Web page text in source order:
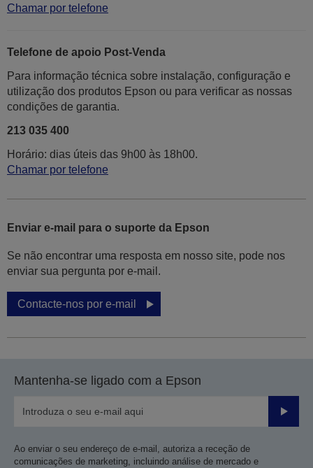
Chamar por telefone
Telefone de apoio Post-Venda
Para informação técnica sobre instalação, configuração e
utilização dos produtos Epson ou para verificar as nossas
condições de garantia.
213 035 400
Horário: dias úteis das 9h00 às 18h00.
Chamar por telefone
Enviar e-mail para o suporte da Epson
Se não encontrar uma resposta em nosso site, pode nos
enviar sua pergunta por e-mail.
Contacte-nos por e-mail
Mantenha-se ligado com a Epson
Enviar
Ao enviar o seu endereço de e-mail, autoriza a receção de
comunicações de marketing, incluindo análise de mercado e